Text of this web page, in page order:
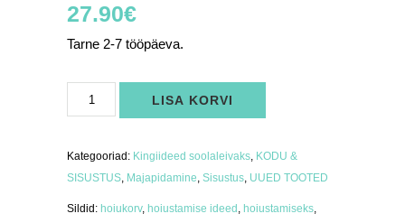
27.90€
Tarne 2-7 tööpäeva.
korv,
kandiline,
LISA KORVI
Kategooriad: Kingiideed soolaleivaks, KODU &
SISUSTUS, Majapidamine, Sisustus, UUED TOOTED
Sildid: hoiukorv, hoiustamise ideed , hoiustamiseks,